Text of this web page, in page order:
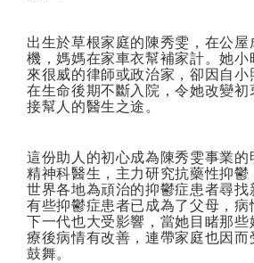
出生於草根家庭的陳秀雯，在公屋
機，媽媽在家車衣幫補家計。她小
來很威的律師或政治家，卻因自
在生命後期不斷入院，令她改變初
接幫人的醫生之途。
這份助人的初心成為陳秀雯事業的
精神科醫生，主力研究抗藥性抑鬱
世界各地為頑治的抑鬱症患者尋找
有些抑鬱症患者已成為了父母，病
下一代也大受影響，當她目睹那些
療後病情有改善，連帶家庭也因而
鼓舞。